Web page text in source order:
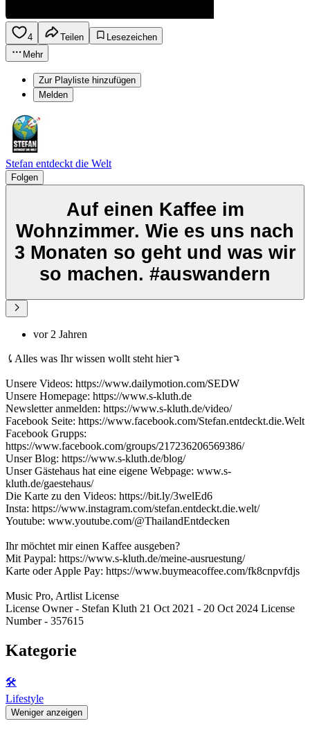
4 Teilen
Lesezeichen
Mehr
Zur Playliste hinzufügen
Melden
Stefan entdeckt die Welt
Folgen
Auf einen Kaffee im
Wohnzimmer. Wie es uns nach
3 Monaten so geht und was wir
so machen. #auswandern
vor 2 Jahren
⤹Alles was Ihr wissen wollt steht hier⤵︎
Unsere Videos: https://www.dailymotion.com/SEDW
Unsere Homepage: https://www.s-kluth.de
Newsletter anmelden: https://www.s-kluth.de/video/
Facebook Seite: https://www.facebook.com/Stefan.entdeckt.die.Welt
Facebook Grupps:
https://www.facebook.com/groups/217236206569386/
Unser Blog: https://www.s-kluth.de/blog/
Unser Gästehaus hat eine eigene Webpage: www.s-
kluth.de/gaestehaus/
Die Karte zu den Videos: https://bit.ly/3welEd6
Insta: https://www.instagram.com/stefan.entdeckt.die.welt/
Youtube: www.youtube.com/@ThailandEntdecken
Ihr möchtet mir einen Kaffee ausgeben?
Mit Paypal: https://www.s-kluth.de/meine-ausruestung/
Karte oder Apple Pay: https://www.buymeacoffee.com/fk8cnpvfdjs
Music Pro, Artlist License
License Owner - Stefan Kluth 21 Oct 2021 - 20 Oct 2024 License
Number - 357615
Kategorie
🛠️
Lifestyle
Weniger anzeigen